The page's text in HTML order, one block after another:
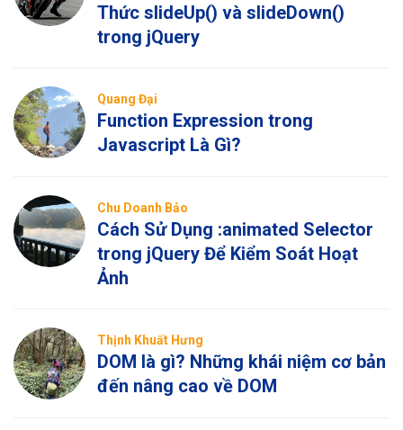
Thức slideUp() và slideDown()
trong jQuery
Quang Đại
Function Expression trong
Javascript Là Gì?
Chu Doanh Bảo
Cách Sử Dụng :animated Selector
trong jQuery Để Kiểm Soát Hoạt
Ảnh
Thịnh Khuất Hưng
DOM là gì? Những khái niệm cơ bản
đến nâng cao về DOM